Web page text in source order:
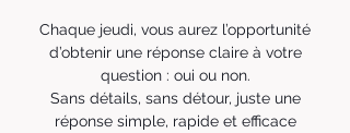
Chaque jeudi, vous aurez l’opportunité
d’obtenir une réponse claire à votre
question : oui ou non.
Sans détails, sans détour, juste une
réponse simple, rapide et efficace